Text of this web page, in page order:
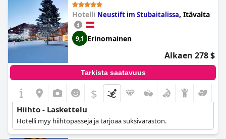
Hotelli Neustift im Stubaitalissa, Itävalta
9,1 Erinomainen
Alkaen 278 $
Tarkista saatavuus
$
Hiihto - Laskettelu
Hotelli myy hiihtopasseja ja tarjoaa suksivaraston.